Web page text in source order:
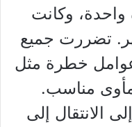
واحدة، وكانت
تضررت جميع
عوامل خطرة مثل
مناسب.
الانتقال إلى